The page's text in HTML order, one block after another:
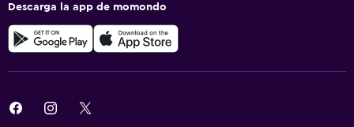
Descarga la app de momondo